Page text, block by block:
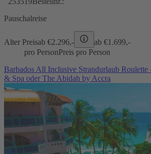
Pauschalreise
Alter Preisab €2.296,- ab €1.699,-
pro PersonPreis pro Person
Barbados All Inclusive Strandurlaub Roulette
& Spa oder The Abidah by Accra